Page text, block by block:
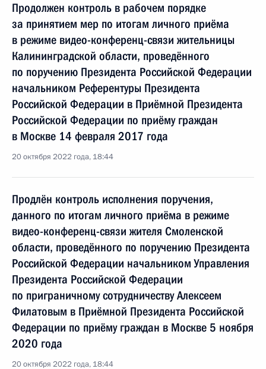
Продолжен контроль в рабочем порядке
за принятием мер по итогам личного приёма
в режиме видео-конференц-связи жительницы
Калининградской области, проведённого
по поручению Президента Российской Федерации
начальником Референтуры Президента
Российской Федерации в Приёмной Президента
Российской Федерации по приёму граждан
в Москве 14 февраля 2017 года
20 октября 2022 года, 18:44
Продлён контроль исполнения поручения,
данного по итогам личного приёма в режиме
видео-конференц-связи жителя Смоленской
области, проведённого по поручению Президента
Российской Федерации начальником Управления
Президента Российской Федерации
по приграничному сотрудничеству Алексеем
Филатовым в Приёмной Президента Российской
Федерации по приёму граждан в Москве 5 ноября
2020 года
20 октября 2022 года, 18:44